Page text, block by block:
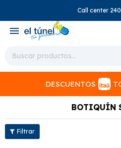
Call center
menu
DESCUENTOS
BOTIQUÍN
close